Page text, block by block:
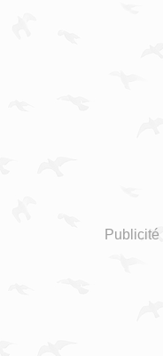
Publicité